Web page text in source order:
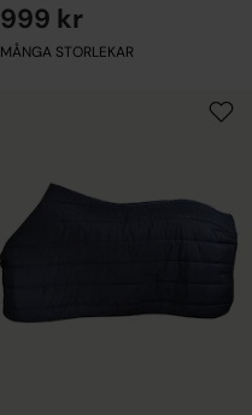
999 kr
MÅNGA STORLEKAR